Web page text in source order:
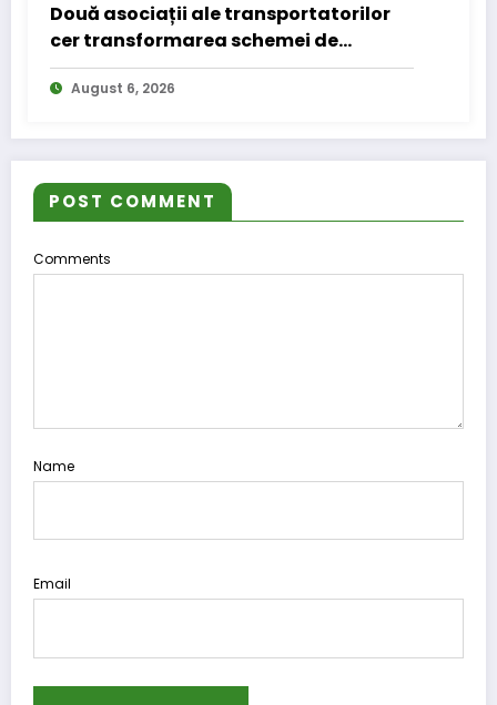
Două asociații ale transportatorilor
cer transformarea schemei de
compensare a accizei în mecanism
permanent
August 6, 2026
POST COMMENT
Comments
Name
Email